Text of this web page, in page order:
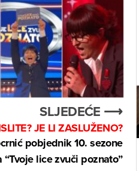
SLJEDEĆE ⟶
JE LI ZASLUŽENO?
pobjednik 10. sezone
“Tvoje lice zvuči poznato”